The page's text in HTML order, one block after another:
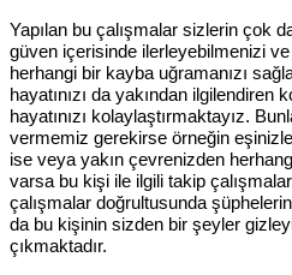
Yapılan bu çalışmalar sizlerin çok
güven içerisinde ilerleyebilmenizi
herhangi bir kayba uğramanızı
hayatınızı da yakından ilgilendiren
hayatınızı kolaylaştırmaktayız.
vermemiz gerekirse örneğin
ise veya yakın çevrenizden
varsa bu kişi ile ilgili takip
çalışmalar doğrultusunda
da bu kişinin sizden bir şeyler
çıkmaktadır.